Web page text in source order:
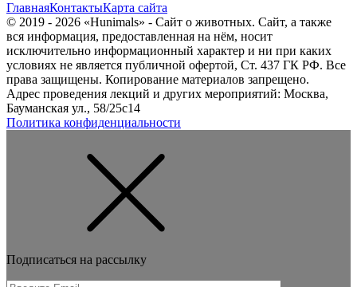
ГлавнаяКонтактыКарта сайта
© 2019 - 2026 «Hunimals» - Сайт о животных. Сайт, а также
вся информация, предоставленная на нём, носит
исключительно информационный характер и ни при каких
условиях не является публичной офертой, Ст. 437 ГК РФ. Все
права защищены. Копирование материалов запрещено.
Адрес проведения лекций и других мероприятий: Москва,
Бауманская ул., 58/25с14
Политика конфиденциальности
Подписаться на рассылку